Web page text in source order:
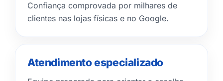
Confiança comprovada por milhares de
clientes nas lojas físicas e no Google.
Atendimento especializado